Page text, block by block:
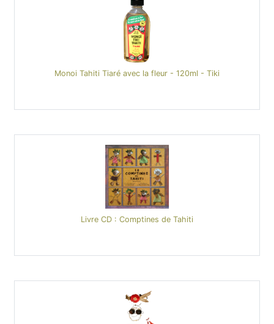
Monoi Tahiti Tiaré avec la fleur - 120ml - Tiki
Livre CD : Comptines de Tahiti